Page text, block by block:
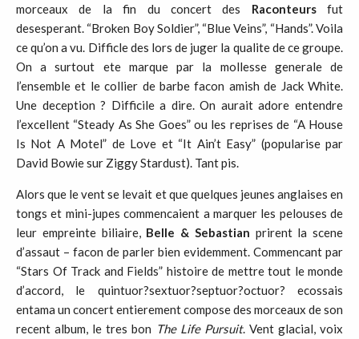
morceaux de la fin du concert des Raconteursfut
desesperant. “Broken Boy Soldier”, “Blue Veins”, “Hands”. Voila
ce qu’on a vu. Difficle des lors de juger la qualite de ce groupe.
On a surtout ete marque par la mollesse generale de
l’ensemble et le collier de barbe facon amish de Jack White.
Une deception ? Difficile a dire. On aurait adore entendre
l’excellent “Steady As She Goes” ou les reprises de “A House
Is Not A Motel” de Love et “It Ain’t Easy” (popularise par
David Bowie sur Ziggy Stardust). Tant pis.
Alors que le vent se levait et que quelques jeunes anglaises en
tongs et mini-jupes commencaient a marquer les pelouses de
leur empreinte biliaire, Belle & Sebastian prirent la scene
d’assaut – facon de parler bien evidemment. Commencant par
“Stars Of Track and Fields” histoire de mettre tout le monde
d’accord, le quintuor?sextuor?septuor?octuor? ecossais
entama un concert entierement compose des morceaux de son
recent album, le tres bon The Life Pursuit. Vent glacial, voix